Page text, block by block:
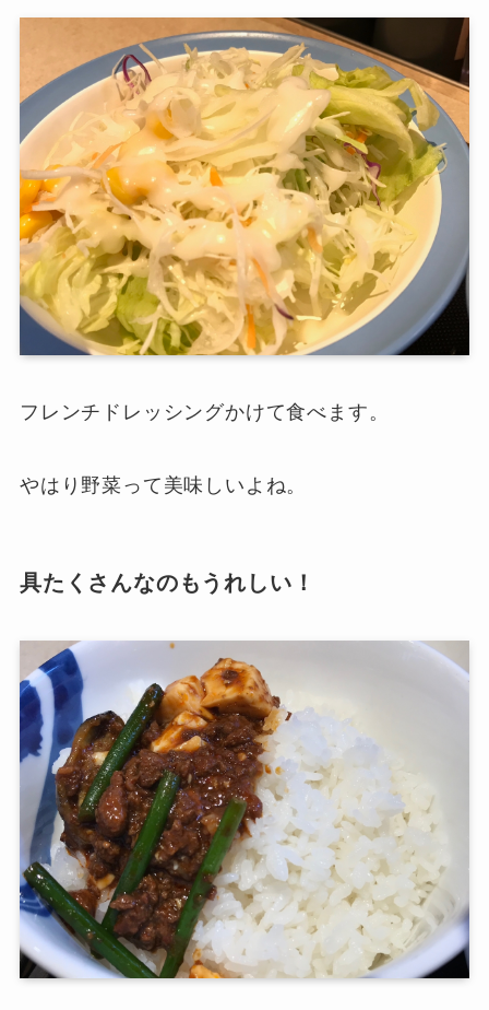
フレンチドレッシングかけて食べます。
やはり野菜って美味しいよね。
具たくさんなのもうれしい！